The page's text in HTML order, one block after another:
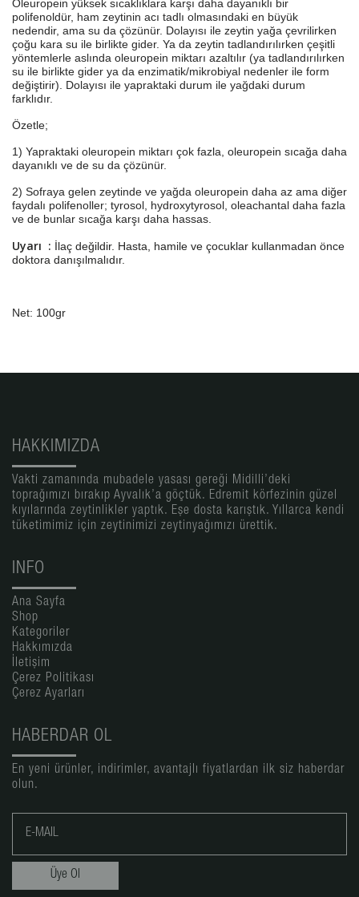
Oleuropein yüksek sıcaklıklara karşı daha dayanıklı bir
polifenoldür, ham zeytinin acı tadlı olmasındaki en büyük
nedendir, ama su da çözünür. Dolayısı ile zeytin yağa çevrilirken
çoğu kara su ile birlikte gider. Ya da zeytin tadlandırılırken çeşitli
yöntemlerle aslında oleuropein miktarı azaltılır (ya tadlandırılırken
su ile birlikte gider ya da enzimatik/mikrobiyal nedenler ile form
değiştirir). Dolayısı ile yapraktaki durum ile yağdaki durum
farklıdır.
Özetle;
1) Yapraktaki oleuropein miktarı çok fazla, oleuropein sıcağa daha
dayanıklı ve de su da çözünür.
2) Sofraya gelen zeytinde ve yağda oleuropein daha az ama diğer
faydalı polifenoller; tyrosol, hydroxytyrosol, oleachantal daha fazla
ve de bunlar sıcağa karşı daha hassas.
Uyarı : İlaç değildir. Hasta, hamile ve çocuklar kullanmadan önce
doktora danışılmalıdır.
Net: 100gr
HAKKIMIZDA
Vakti zamanında mubadele yasası gereği Midilli’deki
toprağımızı bırakıp Ayvalık’a göçtük. Edremit körfezinin güzel
kıyılarında zeytinlikler yaptık. Eşe dosta karıştık. Yıllarca kendi
tüketimimiz için zeytinimizi zeytinyağımızı ürettik.
INFO
Ana Sayfa
Shop
Kategoriler
Hakkımızda
İletişim
Çerez Politikası
Çerez Ayarları
HABERDAR OL
En yeni ürünler, indirimler, avantajlı fiyatlardan ilk siz haberdar
olun.